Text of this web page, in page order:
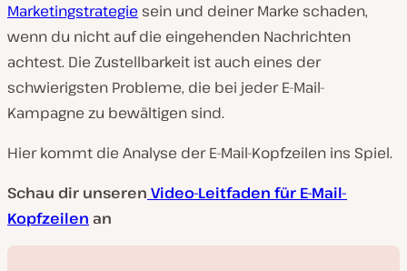
Marketingstrategie sein und deiner Marke schaden,
wenn du nicht auf die eingehenden Nachrichten
achtest. Die Zustellbarkeit ist auch eines der
schwierigsten Probleme, die bei jeder E-Mail-
Kampagne zu bewältigen sind.
Hier kommt die Analyse der E-Mail-Kopfzeilen ins Spiel.
Schau dir unseren Video-Leitfaden für E-Mail-
Kopfzeilen an